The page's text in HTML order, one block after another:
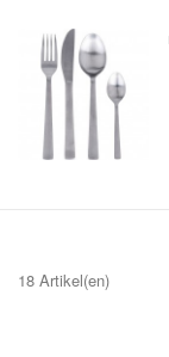
18 Artikel(en)